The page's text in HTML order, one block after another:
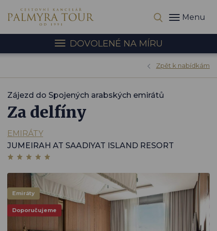
Menu
DOVOLENÉ NA MÍRU
Zpět k nabídkám
Zájezd do Spojených arabských emirátů
Za delfíny
EMIRÁTY
JUMEIRAH AT SAADIYAT ISLAND RESORT
Emiráty
Doporučujeme